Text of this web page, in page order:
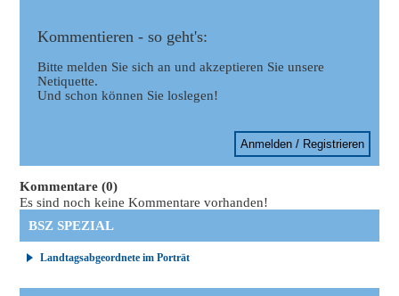
Kommentieren - so geht's:
Bitte melden Sie sich an und akzeptieren Sie unsere
Netiquette.
Und schon können Sie loslegen!
Anmelden / Registrieren
Kommentare (0)
Es sind noch keine Kommentare vorhanden!
BSZ SPEZIAL
Landtagsabgeordnete im Porträt